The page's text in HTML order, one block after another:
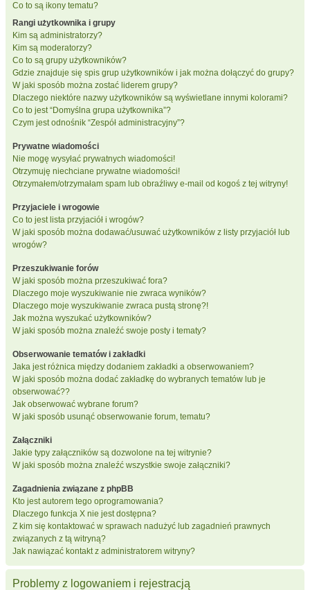
Co to są ikony tematu?
Rangi użytkownika i grupy
Kim są administratorzy?
Kim są moderatorzy?
Co to są grupy użytkowników?
Gdzie znajduje się spis grup użytkowników i jak można dołączyć do grupy?
W jaki sposób można zostać liderem grupy?
Dlaczego niektóre nazwy użytkowników są wyświetlane innymi kolorami?
Co to jest “Domyślna grupa użytkownika”?
Czym jest odnośnik “Zespół administracyjny”?
Prywatne wiadomości
Nie mogę wysyłać prywatnych wiadomości!
Otrzymuję niechciane prywatne wiadomości!
Otrzymałem/otrzymałam spam lub obraźliwy e-mail od kogoś z tej witryny!
Przyjaciele i wrogowie
Co to jest lista przyjaciół i wrogów?
W jaki sposób można dodawać/usuwać użytkowników z listy przyjaciół lub
wrogów?
Przeszukiwanie forów
W jaki sposób można przeszukiwać fora?
Dlaczego moje wyszukiwanie nie zwraca wyników?
Dlaczego moje wyszukiwanie zwraca pustą stronę?!
Jak można wyszukać użytkowników?
W jaki sposób można znaleźć swoje posty i tematy?
Obserwowanie tematów i zakładki
Jaka jest różnica między dodaniem zakładki a obserwowaniem?
W jaki sposób można dodać zakładkę do wybranych tematów lub je
obserwować??
Jak obserwować wybrane forum?
W jaki sposób usunąć obserwowanie forum, tematu?
Załączniki
Jakie typy załączników są dozwolone na tej witrynie?
W jaki sposób można znaleźć wszystkie swoje załączniki?
Zagadnienia związane z phpBB
Kto jest autorem tego oprogramowania?
Dlaczego funkcja X nie jest dostępna?
Z kim się kontaktować w sprawach nadużyć lub zagadnień prawnych
związanych z tą witryną?
Jak nawiązać kontakt z administratorem witryny?
Problemy z logowaniem i rejestracją